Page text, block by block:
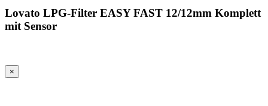
Lovato LPG-Filter EASY FAST 12/12mm Komplett
mit Sensor
×